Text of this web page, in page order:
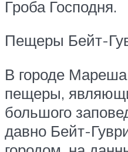
Гроба Господня.
Пещеры Бейт-
В городе Мареша
пещеры,
большого
давно Бейт-